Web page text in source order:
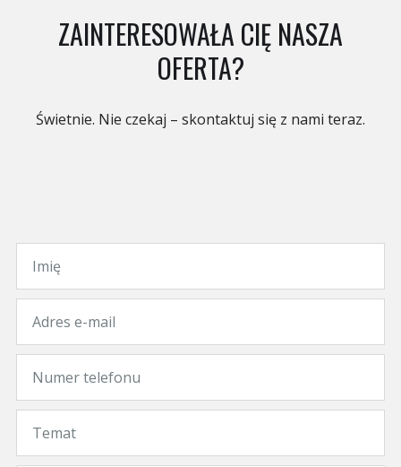
ZAINTERESOWAŁA CIĘ NASZA
OFERTA?
Świetnie. Nie czekaj – skontaktuj się z nami teraz.